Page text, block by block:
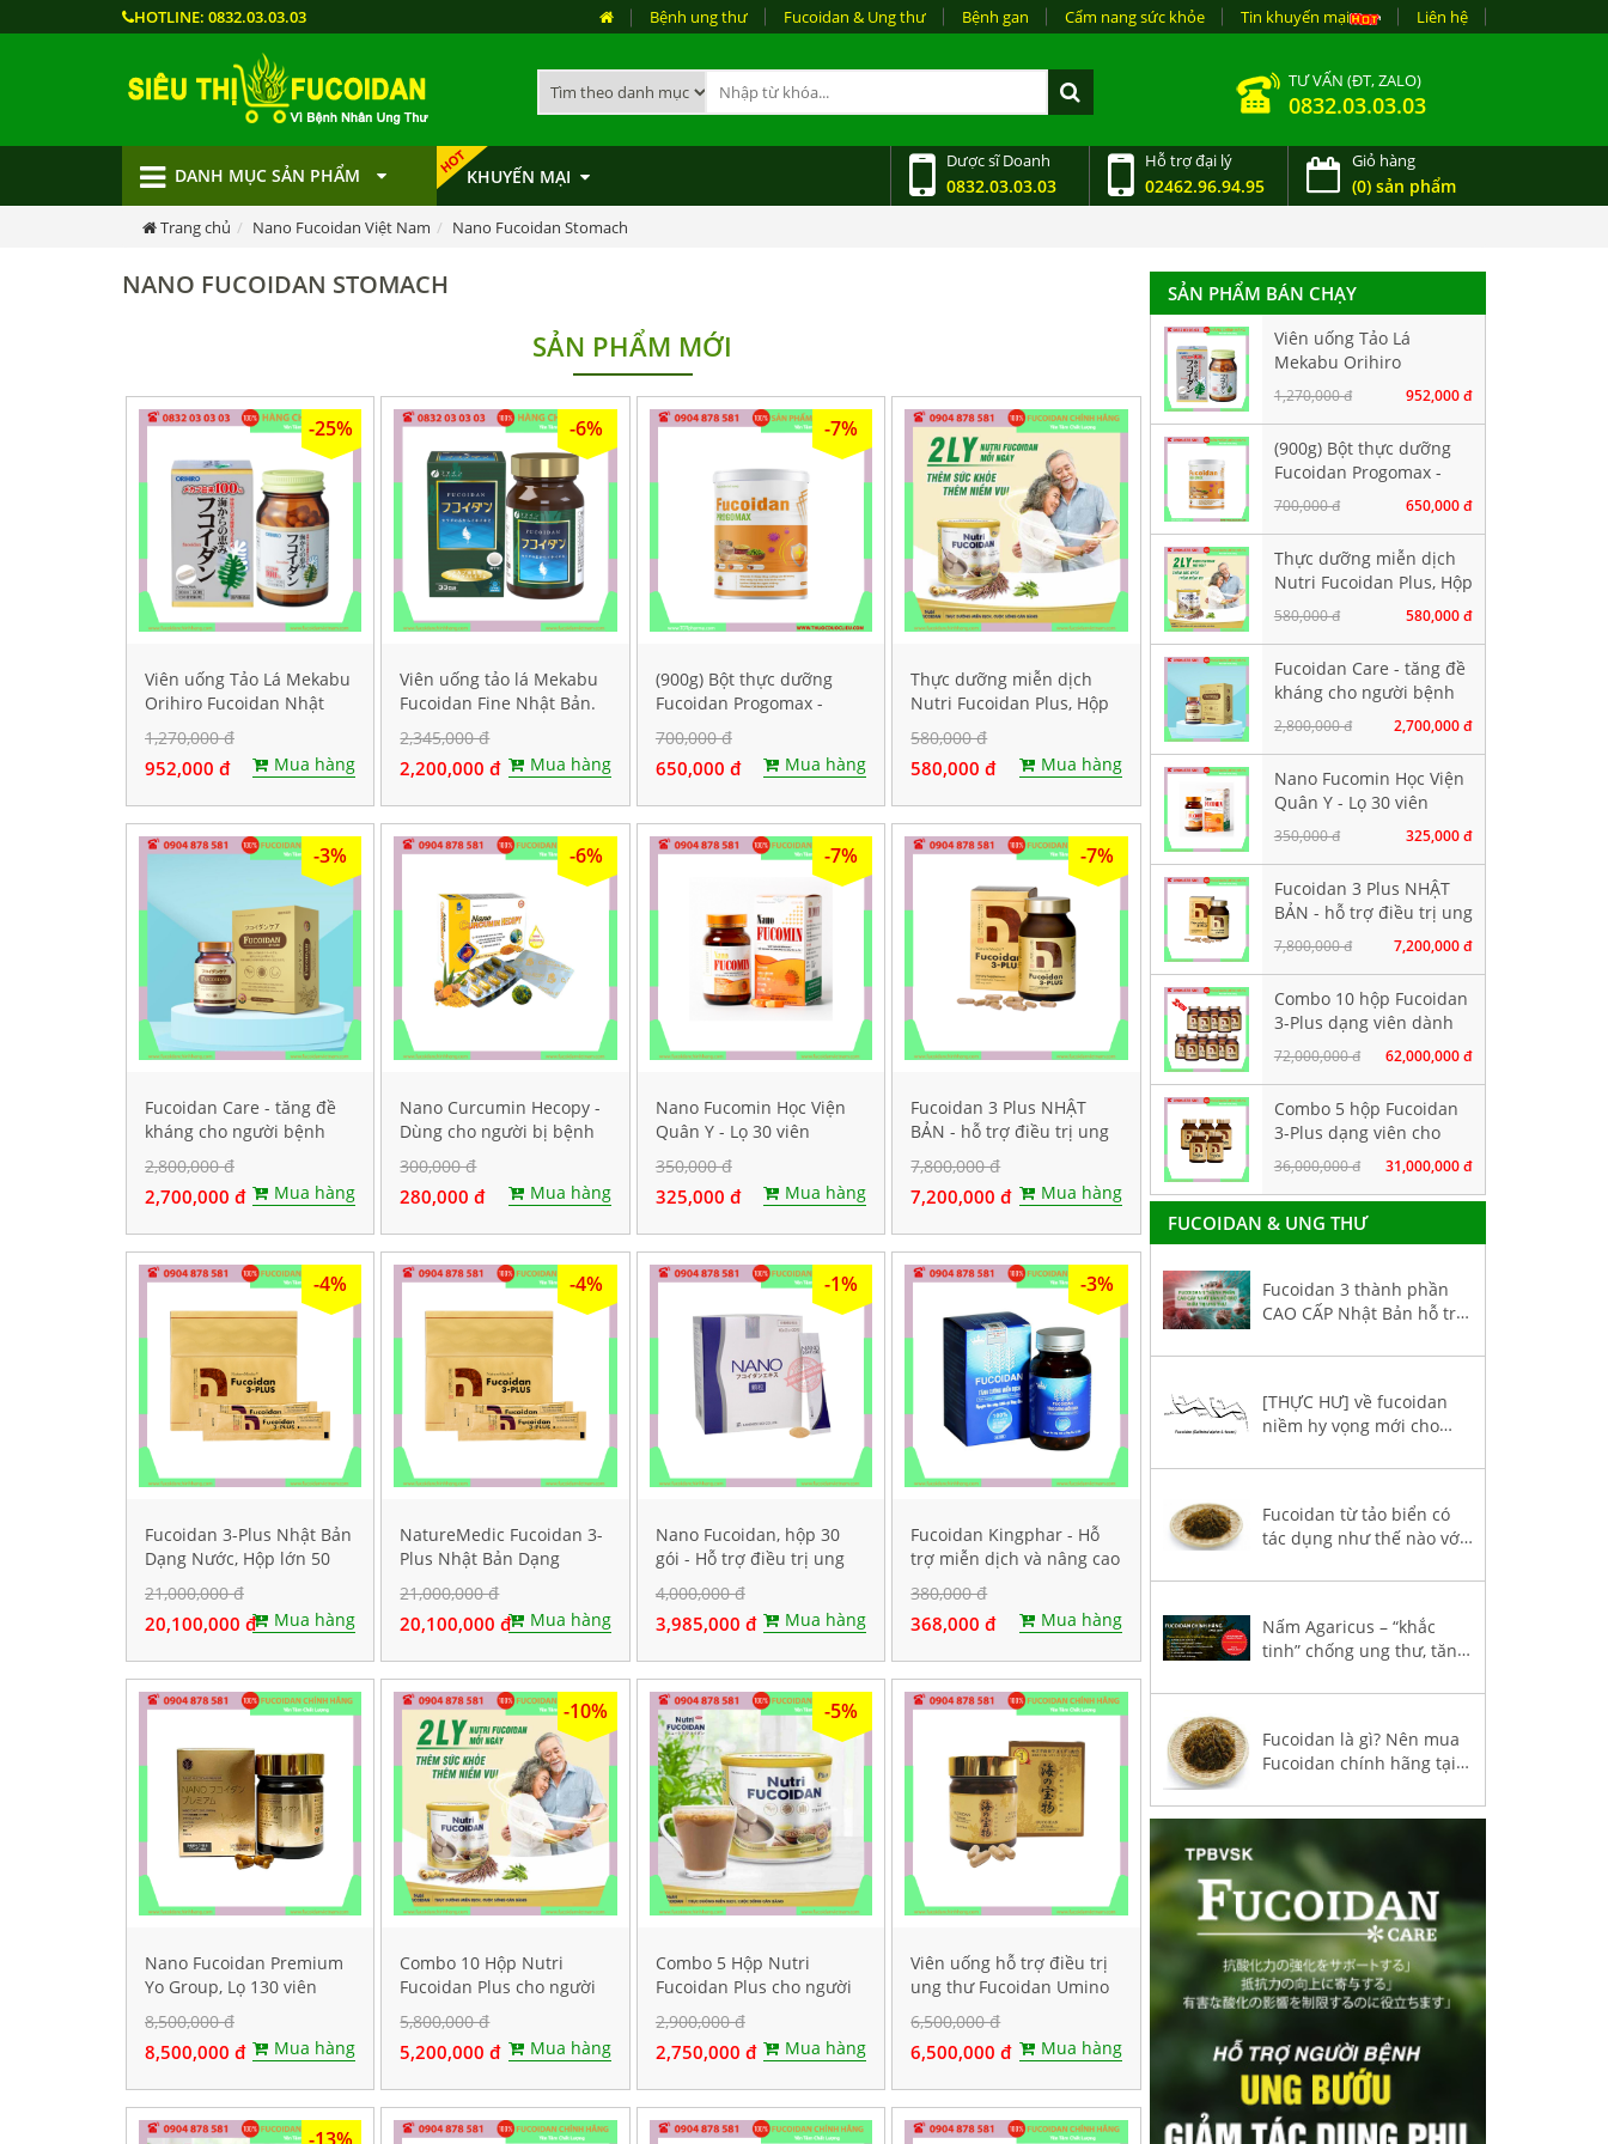
HOTLINE: 0832.03.03.03 Bệnh ung thư Fucoidan & Ung thư Bệnh gan Cẩm nang sức khỏe Tin khuyến mại Liên hệ
TƯ VẤN (ĐT, ZALO)
0832.03.03.03
DANH MỤC SẢN PHẨM KHUYẾN MẠI
Dược sĩ Doanh
0832.03.03.03
Hỗ trợ đại lý
02462.96.94.95
Giỏ hàng
(0) sản phẩm
Trang chủ Nano Fucoidan Việt Nam Nano Fucoidan Stomach
NANO FUCOIDAN STOMACH
SẢN PHẨM MỚI
-25%
Viên uống Tảo Lá Mekabu
Orihiro Fucoidan Nhật
Bản. Hộp 90 viên
1,270,000 đ
952,000 đ Mua hàng
-6%
Viên uống tảo lá Mekabu
Fucoidan Fine Nhật Bản.
Hộp 198 viên
2,345,000 đ
2,200,000 đ Mua hàng
-7%
(900g) Bột thực dưỡng
Fucoidan Progomax -
dành cho bệnh nhân ung
thư
700,000 đ
650,000 đ Mua hàng
Thực dưỡng miễn dịch
Nutri Fucoidan Plus, Hộp
500g
580,000 đ
580,000 đ Mua hàng
-3%
Fucoidan Care - tăng đề
kháng cho người bệnh
ung thư, Hộp 60 viên
nang cứng
2,800,000 đ
2,700,000 đ Mua hàng
-6%
Nano Curcumin Hecopy -
Dùng cho người bị bệnh
dạ dày. Hộp 60 viên
300,000 đ
280,000 đ Mua hàng
-7%
Nano Fucomin Học Viện
Quân Y - Lọ 30 viên
350,000 đ
325,000 đ Mua hàng
-7%
Fucoidan 3 Plus NHẬT
BẢN - hỗ trợ điều trị ung
thư, tăng sức đề kháng
7,800,000 đ
7,200,000 đ Mua hàng
-4%
Fucoidan 3-Plus Nhật Bản
Dạng Nước, Hộp lớn 50
gói
21,000,000 đ
20,100,000 đ Mua hàng
-4%
NatureMedic Fucoidan 3-
Plus Nhật Bản Dạng
Nước, Hộp lớn 50 gói
21,000,000 đ
20,100,000 đ Mua hàng
-1%
Nano Fucoidan, hộp 30
gói - Hỗ trợ điều trị ung
thư
4,000,000 đ
3,985,000 đ Mua hàng
-3%
Fucoidan Kingphar - Hỗ
trợ miễn dịch và nâng cao
sức đề kháng, Hộp 40 viên
380,000 đ
368,000 đ Mua hàng
Nano Fucoidan Premium
Yo Group, Lọ 130 viên
8,500,000 đ
8,500,000 đ Mua hàng
-10%
Combo 10 Hộp Nutri
Fucoidan Plus cho người
ăn kiêng, Mỗi hộp 500g
5,800,000 đ
5,200,000 đ Mua hàng
-5%
Combo 5 Hộp Nutri
Fucoidan Plus cho người
ăn kiêng, Mỗi hộp 500g
2,900,000 đ
2,750,000 đ Mua hàng
Viên uống hỗ trợ điều trị
ung thư Fucoidan Umino
Takaramono, Hộp 130
viên
6,500,000 đ
6,500,000 đ Mua hàng
SẢN PHẨM BÁN CHẠY
Viên uống Tảo Lá
Mekabu Orihiro
Fucoidan Nhật Bản. Hộp
90 viên
1,270,000 đ 952,000 đ
(900g) Bột thực dưỡng
Fucoidan Progomax -
dành cho bệnh nhân
ung thư
700,000 đ 650,000 đ
Thực dưỡng miễn dịch
Nutri Fucoidan Plus, Hộp
500g
580,000 đ 580,000 đ
Fucoidan Care - tăng đề
kháng cho người bệnh
ung thư, Hộp 60 viên
nang cứng
2,800,000 đ 2,700,000 đ
Nano Fucomin Học Viện
Quân Y - Lọ 30 viên
350,000 đ 325,000 đ
Fucoidan 3 Plus NHẬT
BẢN - hỗ trợ điều trị ung
thư, tăng sức đề kháng
7,800,000 đ 7,200,000 đ
Combo 10 hộp Fucoidan
3-Plus dạng viên dành
cho bệnh nhân chuẩn bị
hoá xạ trị
72,000,000 đ 62,000,000 đ
Combo 5 hộp Fucoidan
3-Plus dạng viên cho
người bị ung thư giai
đoạn đầu
36,000,000 đ 31,000,000 đ
FUCOIDAN & UNG THƯ
Fucoidan 3 thành phần
CAO CẤP Nhật Bản hỗ trợ
[THỰC HƯ] về fucoidan
niềm hy vọng mới cho
Fucoidan từ tảo biển có
tác dụng như thế nào với
thư?
Nấm Agaricus – “khắc
tinh” chống ung thư, tăng
Fucoidan 3-Plus
Fucoidan là gì? Nên mua
Fucoidan chính hãng tại